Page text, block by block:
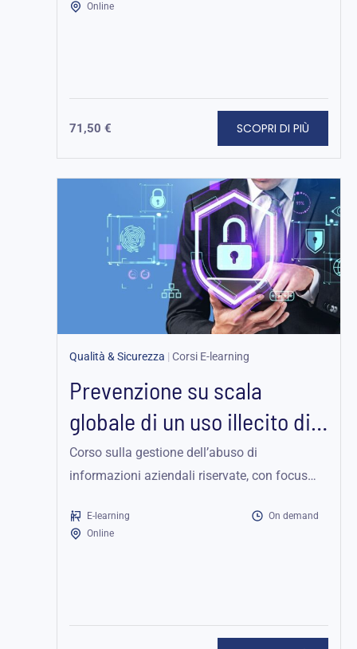
Online
71,50 € SCOPRI DI PIÙ
Qualità & Sicurezza | Corsi E-learning
Prevenzione su scala
globale di un uso illecito di
informazioni...
Corso sulla gestione dell’abuso di
informazioni aziendali riservate, con focus
E-learning
On demand
Online